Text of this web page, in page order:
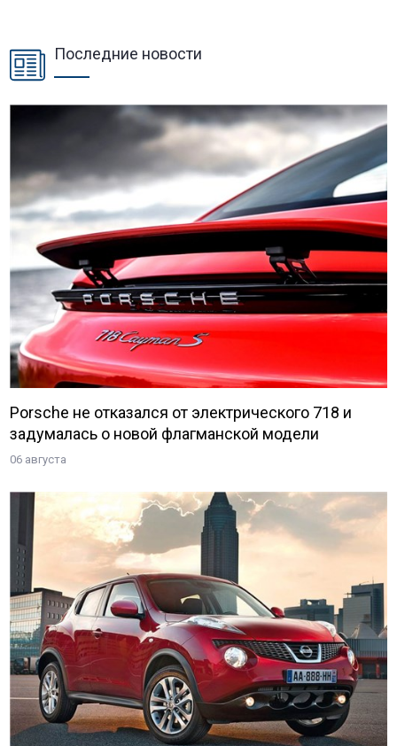
Последние новости
Porsche не отказался от электрического 718 и
задумалась о новой флагманской модели
06 августа